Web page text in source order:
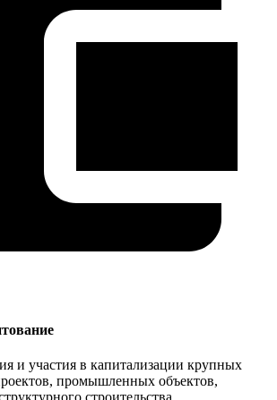
и участия в капитализации крупных
промышленных объектов,